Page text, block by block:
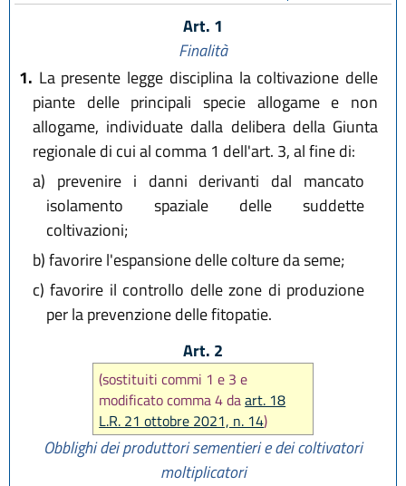
Art. 1
Finalità
1. La presente legge disciplina la coltivazione delle
piante delle principali specie allogame e non
allogame, individuate dalla delibera della Giunta
regionale di cui al comma 1 dell'art. 3, al fine di:
a) prevenire i danni derivanti dal mancato
isolamento spaziale delle suddette
coltivazioni;
b)favorire l'espansione delle colture da seme;
c) favorire il controllo delle zone di produzione
per la prevenzione delle fitopatie.
Art. 2
(sostituiti commi 1 e 3 e
modificato comma 4 daart. 18
L.R. 21 ottobre 2021, n. 14)
Obblighi dei produttori sementieri e dei coltivatori
moltiplicatori